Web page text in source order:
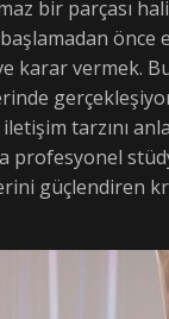
bir parçası
önce
karar vermek.
tarzını
profesyonel
güçlendiren